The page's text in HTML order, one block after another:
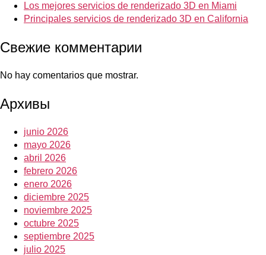
Los mejores servicios de renderizado 3D en Miami
Principales servicios de renderizado 3D en California
Свежие комментарии
No hay comentarios que mostrar.
Архивы
junio 2026
mayo 2026
abril 2026
febrero 2026
enero 2026
diciembre 2025
noviembre 2025
octubre 2025
septiembre 2025
julio 2025